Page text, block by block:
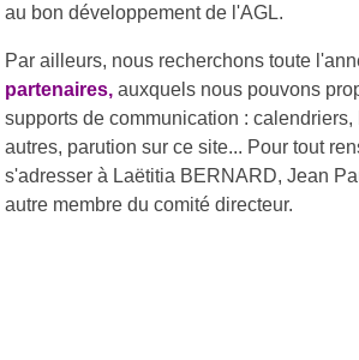
au bon développement de l'AGL.
Par ailleurs, nous recherchons toute
partenaires, auxquels nous pouvons
supports de communication :
autres, parution sur ce site... Pour tout
s'adresser à Laëtitia BERNARD, Jean
autre membre du comité directeur.